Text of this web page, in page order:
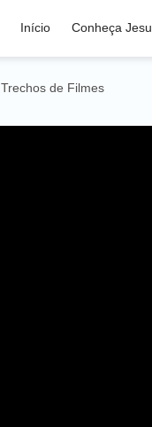
Início Conheça
Trechos de Filmes